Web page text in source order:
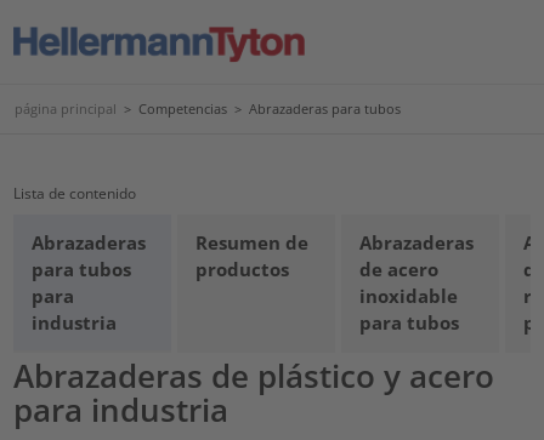
página principal > Competencias > Abrazaderas para tubos
Lista de contenido
Abrazaderas
para tubos
para
industria
Resumen de
productos
Abrazaderas
de acero
inoxidable
para tubos
Abrazaderas de plástico y acero
para industria